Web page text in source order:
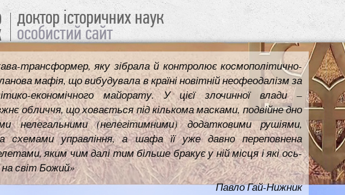
доктор історичних наук
особистий сайт
трансформер, яку зібрала й контролює космополітично-
мафія, що вибудувала в країні новітній неофеодалізм за
економічного майорату. У цієї злочинної влади –
обличчя, що ховається під кількома масками, подвійне дно
нелегальними (нелегітимними) додатковими рушіями,
схемами управління, а шафа її уже давно переповнена
яким чим далі тим більше бракує у ній місця і які ось-
світ Божий»
Павло Гай-Нижник